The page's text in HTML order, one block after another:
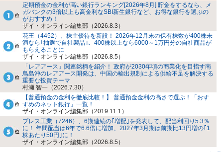
定期預金の金利が高い銀行ランキング[2026年8月] 貯金をするなら、メ
ガバンクの3倍以上も高金利なSBI新生銀行など、お得な銀行を選ぶの
がおすすめ！
ザイ・オンライン編集部（2026.8.3）
花王（4452）、株主優待を新設！ 2026年12月末の保有株数が400株未
満なら｢抽選で自社製品｣、400株以上なら6000～1万円分の自社商品が
もらえることに
ザイ・オンライン編集部（2026.8.5）
「レアアース」関連銘柄を紹介！ 政府が2030年頃の商業化を目指す南
鳥島沖のレアアース開発は、中国の輸出規制による供給不足を解決する
重要な投資テーマ
村瀬 智一（2026.7.30）
【普通預金の金利を徹底比較！】 普通預金金利の高さで選ぶ！「おす
すめのネット銀行」一覧！
ザイ・オンライン編集部（2019.11.1）
プレス工業（7246）、6期連続の｢増配｣を発表して、配当利回り5.3％
に！ 年間配当は6年で6.6倍に増加、2027年3月期は前期比13円増の｢1
株あたり50円｣に！
ザイ・オンライン編集部（2026.8.5）